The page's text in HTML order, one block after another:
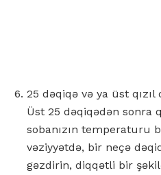
25 dəqiqə və ya üst
Üst 25 dəqiqədən sonra
sobanızın temperaturu
vəziyyətdə, bir neçə
gəzdirin, diqqətli bir